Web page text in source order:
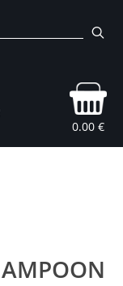
0.00 €